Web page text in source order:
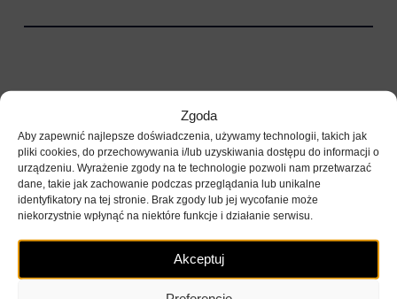
Zgoda
Aby zapewnić najlepsze doświadczenia, używamy technologii, takich jak
pliki cookies, do przechowywania i/lub uzyskiwania dostępu do informacji o
urządzeniu. Wyrażenie zgody na te technologie pozwoli nam przetwarzać
dane, takie jak zachowanie podczas przeglądania lub unikalne
identyfikatory na tej stronie. Brak zgody lub jej wycofanie może
niekorzystnie wpłynąć na niektóre funkcje i działanie serwisu.
Akceptuj
Kontakt Biuro Obsługi Klienta